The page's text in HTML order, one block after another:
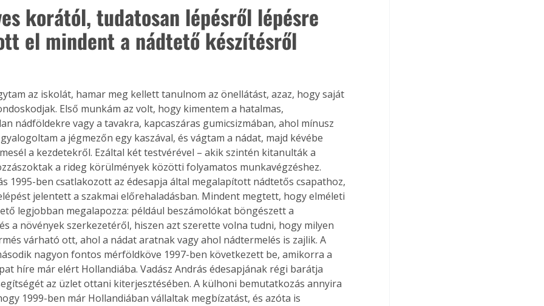
korától, tudatosan lépésről lépésre
el mindent a nádtető készítésről
az iskolát, hamar meg kellett tanulnom az önellátást, azaz, hogy saját
Első munkám az volt, hogy kimentem a hatalmas,
nádföldekre vagy a tavakra, kapcaszáras gumicsizmában, ahol mínusz
a jégmezőn egy kaszával, és vágtam a nádat, majd kévébe
a kezdetekről. Ezáltal két testvérével – akik szintén kitanulták a
a rideg körülmények közötti folyamatos munkavégzéshez.
1995-ben csatlakozott az édesapja által megalapított nádtetős csapathoz,
jelentett a szakmai előrehaladásban. Mindent megtett, hogy elméleti
legjobban megalapozza: például beszámolókat böngészett a
a növények szerkezetéről, hiszen azt szerette volna tudni, hogy milyen
várható ott, ahol a nádat aratnak vagy ahol nádtermelés is zajlik. A
nagyon fontos mérföldköve 1997-ben következett be, amikorra a
híre már elért Hollandiába. Vadász András édesapjának régi barátja
az üzlet ottani kiterjesztésében. A külhoni bemutatkozás annyira
1999-ben már Hollandiában vállaltak megbízatást, és azóta is